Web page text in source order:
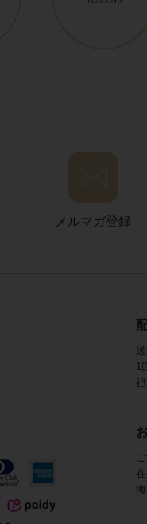
メルマガ登録
1